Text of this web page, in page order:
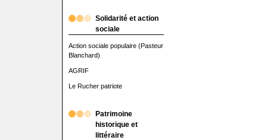
Solidarité et action
sociale
Action sociale populaire (Pasteur
Blanchard)
AGRIF
Le Rucher patriote
Patrimoine
historique et
littéraire